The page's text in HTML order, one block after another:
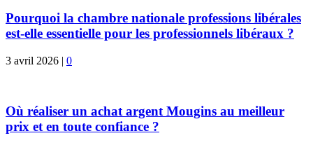
Pourquoi la chambre nationale professions libérales
est-elle essentielle pour les professionnels libéraux ?
3 avril 2026 | 0
Où réaliser un achat argent Mougins au meilleur
prix et en toute confiance ?